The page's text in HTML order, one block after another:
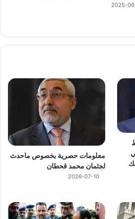
2025-
معلومات حصرية بخصوص ماحدث
لجثمان محمد قحطان
2026-07-10